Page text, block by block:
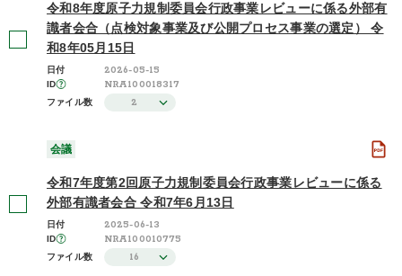
令和8年度原子力規制委員会行政事業レビューに係る外部有
識者会合（点検対象事業及び公開プロセス事業の選定） 令
和8年05月15日
日付 2026-05-15
ID NRA100018317
ファイル数 2
会議
令和7年度第2回原子力規制委員会行政事業レビューに係る
外部有識者会合 令和7年6月13日
日付 2025-06-13
ID NRA100010775
ファイル数 16